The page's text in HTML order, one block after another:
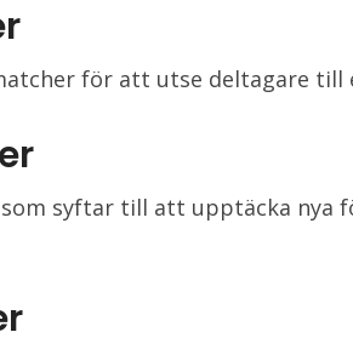
för att utse deltagare till
syftar till att upptäcka nya